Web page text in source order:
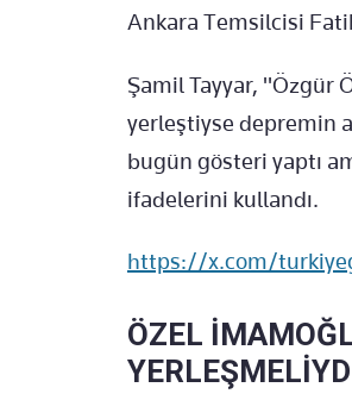
Ankara Temsilcisi
Şamil Tayyar, "Özgür
yerleştiyse depremin
bugün gösteri yaptı
ifadelerini kullandı.
https://x.com/
ÖZEL